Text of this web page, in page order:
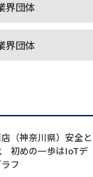
界団体
界団体
店（神奈川県）安全と
初めの一歩はIoTデ
フ